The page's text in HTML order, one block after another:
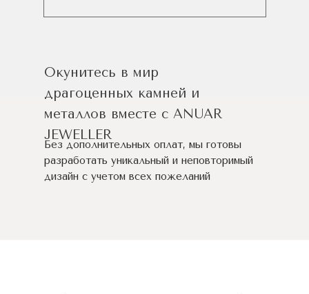
Окунитесь в мир
драгоценных камней и
металлов вместе с ANUAR
JEWELLER
Без дополнительных оплат, мы готовы
разработать уникальный и неповторимый
дизайн c учетом всех пожеланий